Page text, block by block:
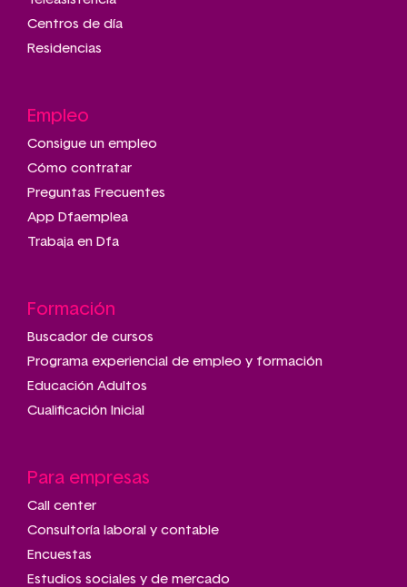
Centros de día
Residencias
Empleo
Consigue un empleo
Cómo contratar
Preguntas Frecuentes
App Dfaemplea
Trabaja en Dfa
Formación
Buscador de cursos
Programa experiencial de empleo y formación
Educación Adultos
Cualificación Inicial
Para empresas
Call center
Consultoría laboral y contable
Encuestas
Estudios sociales y de mercado